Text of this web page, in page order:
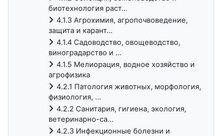
биотехнология раст...
4.1.3 Агрохимия, агропочвоведение,
защита и карант...
4.1.4 Садоводство, овощеводство,
виноградарство и ...
4.1.5 Мелиорация, водное хозяйство и
агрофизика
4.2.1 Патология животных, морфология,
физиология, ...
4.2.2 Санитария, гигиена, экология,
ветеринарно-са...
4.2.3 Инфекционные болезни и